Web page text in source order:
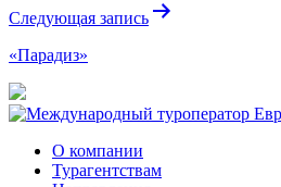
Следующая запись
«Парадиз»
О компании
Турагентствам